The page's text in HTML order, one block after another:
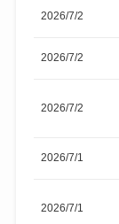
2026/7/2
2026/7/2
2026/7/2
2026/7/1
2026/7/1